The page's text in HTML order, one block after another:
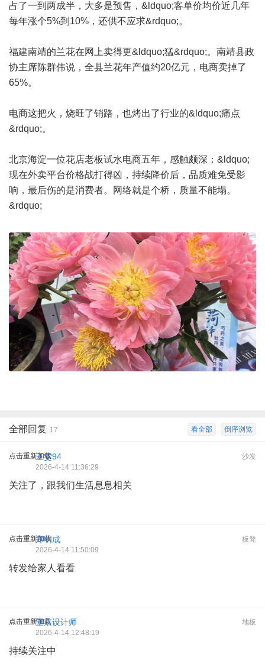
占了一到两成半，大多是预售，&ldquo;客单价均价近几年
每年涨个5%到10%，还供不应求&rdquo;。
福建南靖的兰花在网上卖得更&ldquo;猛&rdquo;。南靖县政
协主席陈群伟说，全县兰花年产值约20亿元，电商卖掉了
65%。
电商这把火，烧旺了销路，也烤出了行业的&ldquo;痛点
&rdquo;。
北京海淀一位花店老板试水电商五年，感触颇深：&ldquo;
现在外卖平台价格战打得凶，持续降价后，品质难免受影
响，最后伤的是消费者。网络就是个桥，质量不能塌。
&rdquo;
倒序浏览
看全部
全部回复 17
点击重新加载 沙发
王雯94
2026-4-14 11:36:29
关注了，跟我们生活息息相关
点击重新加载 板凳
郑明成
2026-4-14 11:50:09
转发给家人看看
点击重新加载 地板
望京设计师
2026-4-14 12:48:19
持续关注中